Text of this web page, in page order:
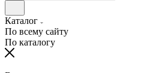
Каталог
По всему сайту
По каталогу